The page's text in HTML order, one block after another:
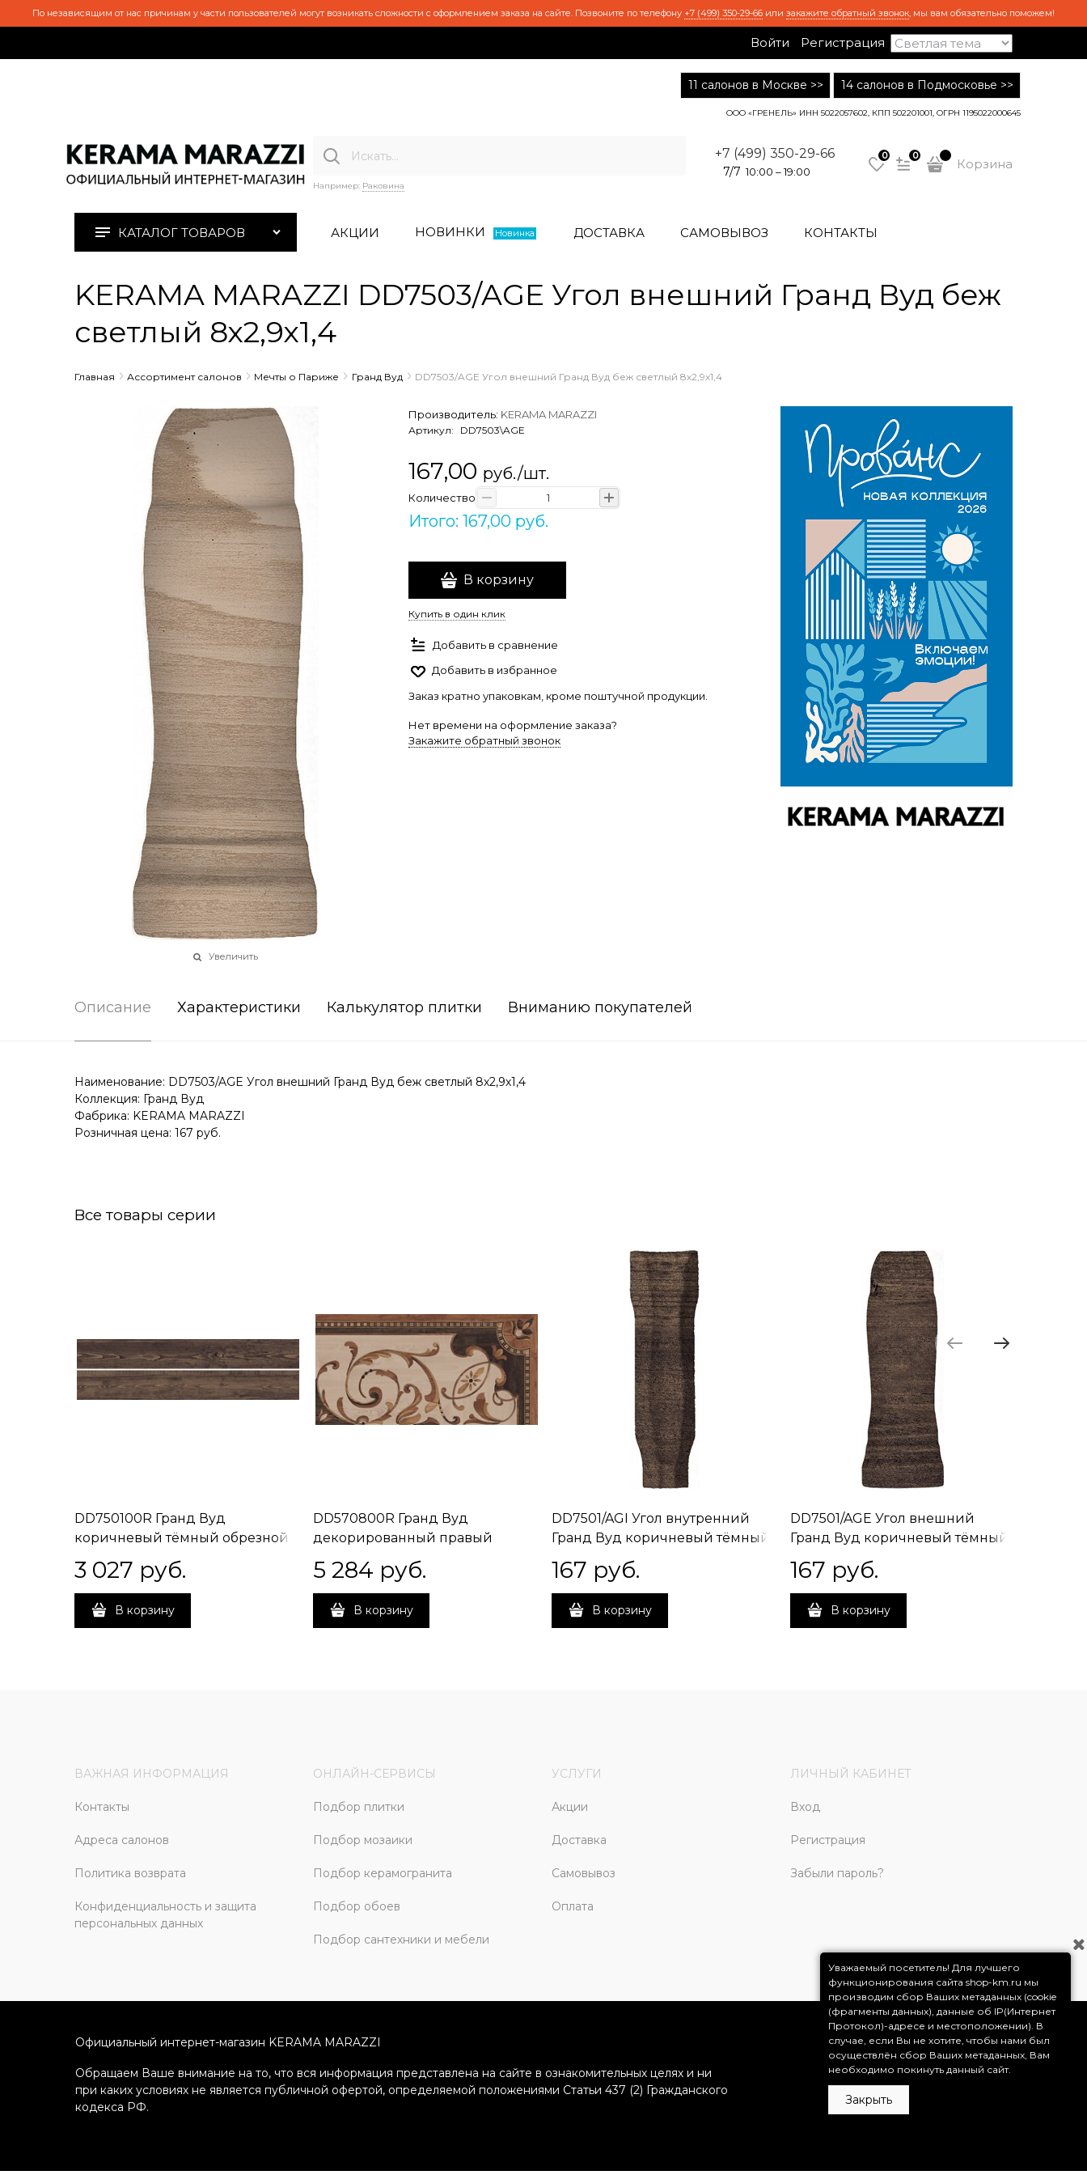
По независящим от нас причинам у части пользователей могут возникать сложности с оформлением заказа на сайте. Позвоните по телефону +7 (499) 350-29-66 или закажите обратный звонок, мы вам обязательно поможем!
Войти Регистрация
11 салонов в Москве >> 14 салонов в Подмосковье >>
ООО «ГРЕНЕЛЬ» ИНН 5022057602, КПП 502201001, ОГРН 1195022000645
Например: Раковина
+7 (499) 350-29-66
7/7 10:00 – 19:00
0 0
Корзина
КАТАЛОГ ТОВАРОВ АКЦИИ НОВИНКИ Новинка ДОСТАВКА САМОВЫВОЗ КОНТАКТЫ
KERAMA MARAZZI DD7503/AGE Угол внешний Гранд Вуд беж
светлый 8х2,9х1,4
Главная Ассортимент салонов Мечты о Париже Гранд Вуд DD7503/AGE Угол внешний Гранд Вуд беж светлый 8х2,9х1,4
Увеличить
Производитель: KERAMA MARAZZI
Артикул: DD7503\AGE
167,00 руб./шт.
Количество
Итого: 167,00 руб.
В корзину
Купить в один клик
Добавить в сравнение
Добавить в избранное
Заказ кратно упаковкам, кроме поштучной продукции.
Нет времени на оформление заказа?
Закажите обратный звонок
Описание Характеристики Калькулятор плитки Вниманию покупателей
Наименование: DD7503/AGE Угол внешний Гранд Вуд беж светлый 8х2,9х1,4
Коллекция: Гранд Вуд
Фабрика: KERAMA MARAZZI
Розничная цена: 167 руб.
Все товары серии
DD750100R Гранд Вуд
коричневый тёмный обрезной
3 027 руб.
В корзину
DD570800R Гранд Вуд
декорированный правый
обрезной 80х160х11
5 284 руб.
В корзину
DD7501/AGI Угол внутренний
Гранд Вуд коричневый тёмный
167 руб.
В корзину
DD7501/AGE Угол внешний
Гранд Вуд коричневый тёмный
167 руб.
В корзину
ВАЖНАЯ ИНФОРМАЦИЯ
Контакты
Адреса салонов
Политика возврата
Конфиденциальность и защита
персональных данных
ОНЛАЙН-СЕРВИСЫ
Подбор плитки
Подбор мозаики
Подбор керамогранита
Подбор обоев
Подбор сантехники и мебели
УСЛУГИ
Акции
Доставка
Самовывоз
Оплата
ЛИЧНЫЙ КАБИНЕТ
Вход
Регистрация
Забыли пароль?
Официальный интернет-магазин KERAMA MARAZZI
Обращаем Ваше внимание на то, что вся информация представлена на сайте в ознакомительных целях и ни
при каких условиях не является публичной офертой, определяемой положениями Статьи 437 (2) Гражданского
кодекса РФ.
Уважаемый посетитель! Для лучшего
функционирования сайта shop-km.ru мы
производим сбор Ваших метаданных (cookie
(фрагменты данных), данные об IP(Интернет
Протокол)-адресе и местоположении). В
случае, если Вы не хотите, чтобы нами был
осуществлён сбор Ваших метаданных, Вам
необходимо покинуть данный сайт.
Закрыть